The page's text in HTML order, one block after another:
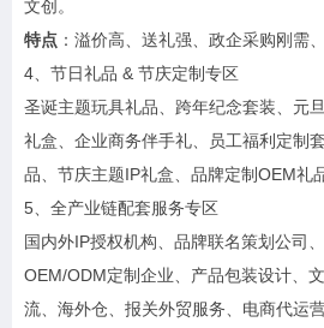
文创。
特点 ：溢价高、送礼强、政企采购刚需
4、节日礼品 & 节庆定制专区
圣诞主题玩具礼品、跨年纪念套装、元
礼盒、企业商务伴手礼、员工福利定制
品、节庆主题IP礼盒、品牌定制OEM礼
5、全产业链配套服务专区
国内外IP授权机构、品牌联名策划公司
OEM/ODM定制企业、产品包装设计、
流、海外仓、报关外贸服务、电商代运